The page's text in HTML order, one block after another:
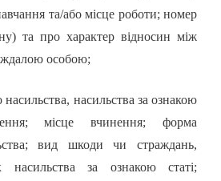
та/або місце роботи; номер
та про характер відносин між
особою;
насильства за ознакою
місце вчинення; форма
вид шкоди чи страждань,
насильства за ознакою статі;